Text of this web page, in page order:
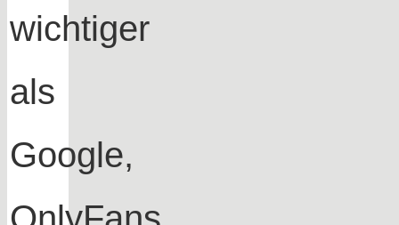
wichtiger
als
Google,